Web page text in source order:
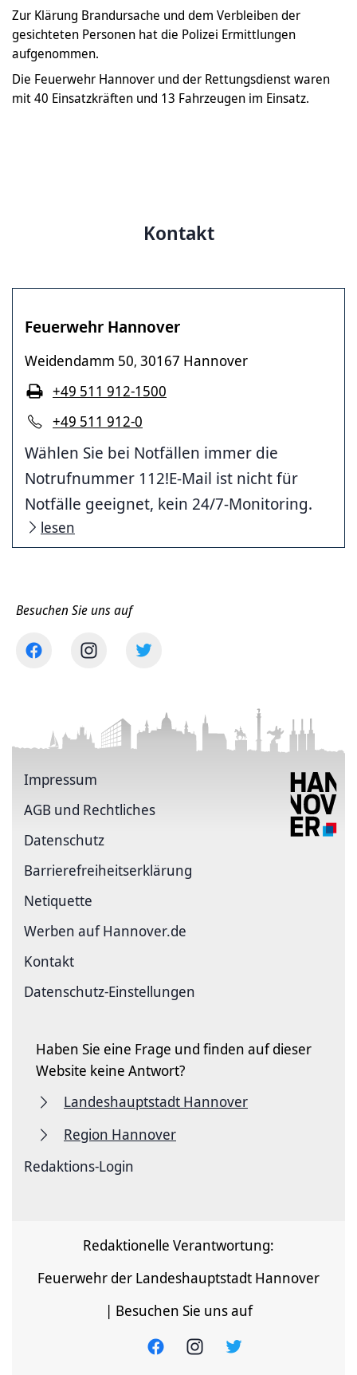
Zur Klärung Brandursache und dem Verbleiben der
gesichteten Personen hat die Polizei Ermittlungen
aufgenommen.
Die Feuerwehr Hannover und der Rettungsdienst waren
mit 40 Einsatzkräften und 13 Fahrzeugen im Einsatz.
Kontakt
Feuerwehr Hannover
Weidendamm 50, 30167 Hannover
+49 511 912-0
+49 511 912-1500
Wählen Sie bei Notfällen immer die
Notrufnummer 112!E-Mail ist nicht für
Notfälle geeignet, kein 24/7-Monitoring.
lesen
Besuchen Sie uns auf
Impressum
AGB und Rechtliches
Datenschutz
Barriere­freiheits­erklärung
Netiquette
Werben auf Hannover.de
Kontakt
Datenschutz-Einstellungen
Haben Sie eine Frage und finden auf dieser
Website keine Antwort?
Landeshauptstadt Hannover
Region Hannover
Redaktions-Login
Redaktionelle Verantwortung:
Feuerwehr der Landeshauptstadt Hannover
| Besuchen Sie uns auf